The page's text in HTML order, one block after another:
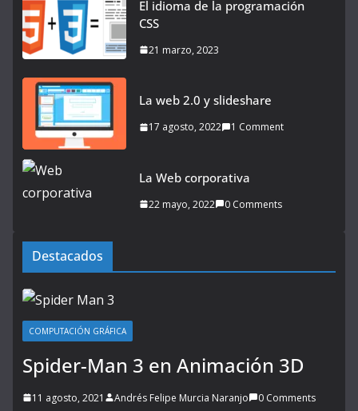
El idioma de la programación
CSS
21 marzo, 2023
La web 2.0 y slideshare
17 agosto, 2022 1 Comment
La Web corporativa
22 mayo, 2022 0 Comments
Destacados
COMPUTACIÓN GRÁFICA
Spider-Man 3 en Animación 3D
11 agosto, 2021 Andrés Felipe Murcia Naranjo 0 Comments